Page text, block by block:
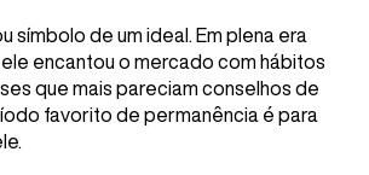
símbolo de um ideal. Em plena era
encantou o mercado com hábitos
que mais pareciam conselhos de
favorito de permanência é para